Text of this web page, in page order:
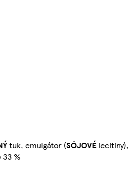
tuk, emulgátor (SÓJOVÉ lecitiny),
33 %